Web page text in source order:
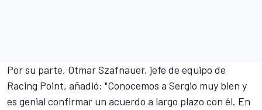
Por su parte, Otmar Szafnauer, jefe de equipo de
Racing Point, añadió: "Conocemos a Sergio muy bien y
es genial confirmar un acuerdo a largo plazo con él. En